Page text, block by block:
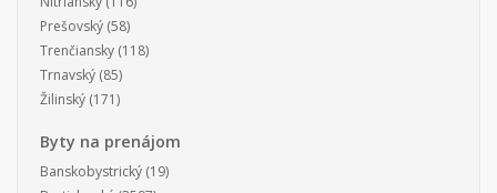
Prešovský (58)
Trenčiansky (118)
Trnavský (85)
Žilinský (171)
Byty na prenájom
Banskobystrický (19)